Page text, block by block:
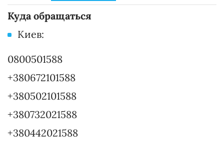
Куда обращаться
Киев:
0800501588
+380672101588
+380502101588
+380732021588
+380442021588